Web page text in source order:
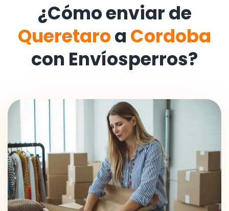
¿Cómo enviar de
Queretaroa Cordoba
con Envíosperros?